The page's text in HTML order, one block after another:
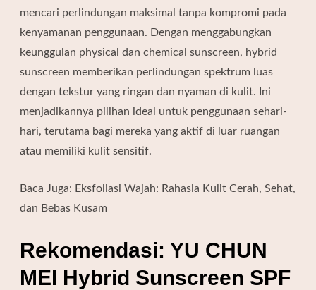
mencari perlindungan maksimal tanpa kompromi pada
kenyamanan penggunaan. Dengan menggabungkan
keunggulan physical dan chemical sunscreen, hybrid
sunscreen memberikan perlindungan spektrum luas
dengan tekstur yang ringan dan nyaman di kulit.
Ini
menjadikannya pilihan ideal untuk penggunaan sehari-
hari, terutama bagi mereka yang aktif di luar ruangan
atau memiliki kulit sensitif.
Baca Juga: Eksfoliasi Wajah: Rahasia Kulit Cerah, Sehat,
dan Bebas Kusam
Rekomendasi: YU CHUN
MEI Hybrid Sunscreen SPF